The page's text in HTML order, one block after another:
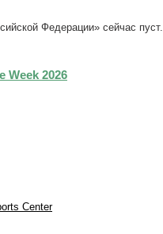
Федерации» сейчас пуст.
Week 2026
Center